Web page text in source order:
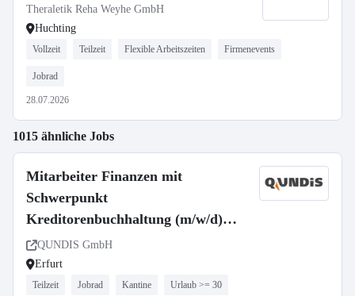
Theraletik Reha Weyhe GmbH
Huchting
Vollzeit Teilzeit Flexible Arbeitszeiten Firmenevents
Jobrad
28.07.2026
1015 ähnliche Jobs
Mitarbeiter Finanzen mit
Schwerpunkt
Kreditorenbuchhaltung (m/w/d)
Teilzeit
QUNDIS GmbH
Erfurt
Teilzeit Jobrad Kantine Urlaub >= 30